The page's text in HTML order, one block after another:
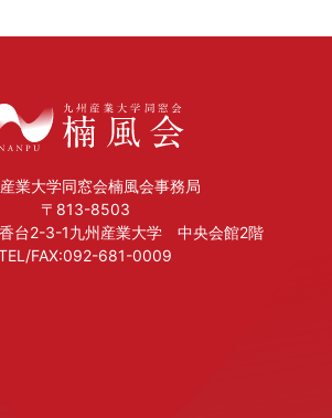
業大学同窓会楠風会事務局
〒813-8503
台2-3-1九州産業大学 中央会館2階
FAX:092-681-0009